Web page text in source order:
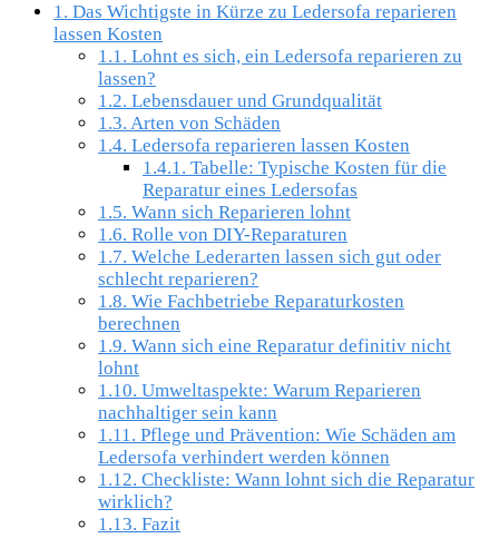
1. Das Wichtigste in Kürze zu Ledersofa reparieren
lassen Kosten
1.1. Lohnt es sich, ein Ledersofa reparieren zu
lassen?
1.2. Lebensdauer und Grundqualität
1.3. Arten von Schäden
1.4. Ledersofa reparieren lassen Kosten
1.4.1. Tabelle: Typische Kosten für die
Reparatur eines Ledersofas
1.5. Wann sich Reparieren lohnt
1.6. Rolle von DIY-Reparaturen
1.7. Welche Lederarten lassen sich gut oder
schlecht reparieren?
1.8. Wie Fachbetriebe Reparaturkosten
berechnen
1.9. Wann sich eine Reparatur definitiv nicht
lohnt
1.10. Umweltaspekte: Warum Reparieren
nachhaltiger sein kann
1.11. Pflege und Prävention: Wie Schäden am
Ledersofa verhindert werden können
1.12. Checkliste: Wann lohnt sich die Reparatur
wirklich?
1.13. Fazit